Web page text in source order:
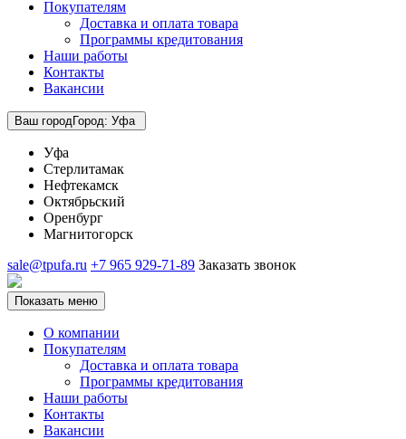
Покупателям
Доставка и оплата товара
Программы кредитования
Наши работы
Контакты
Вакансии
Ваш городГород: Уфа
Уфа
Стерлитамак
Нефтекамск
Октябрьский
Оренбург
Магнитогорск
sale@tpufa.ru +7 965 929-71-89 Заказать звонок
Показать меню
О компании
Покупателям
Доставка и оплата товара
Программы кредитования
Наши работы
Контакты
Вакансии